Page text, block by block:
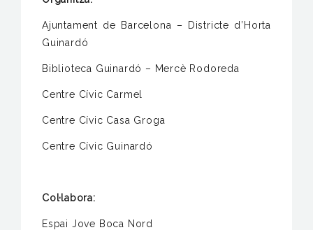
Ajuntament de Barcelona – Districte d’Horta
Guinardó
Biblioteca Guinardó – Mercè Rodoreda
Centre Cívic Carmel
Centre Cívic Casa Groga
Centre Cívic Guinardó
Col·labora:
Espai Jove Boca Nord